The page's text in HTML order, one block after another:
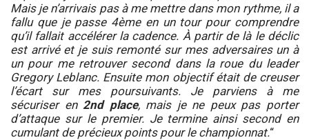
Mais je n’arrivais pas à me mettre dans mon rythme, il a
fallu que je passe 4ème en un tour pour comprendre
qu’il fallait accélérer la cadence. À partir de là le déclic
est arrivé et je suis remonté sur mes adversaires un à
un pour me retrouver second dans la roue du leader
Gregory Leblanc. Ensuite mon objectif était de creuser
l’écart sur mes poursuivants. Je parviens à me
sécuriser en 2nd place, mais je ne peux pas porter
d’attaque sur le premier. Je termine ainsi second en
cumulant de précieux points pour le championnat.“